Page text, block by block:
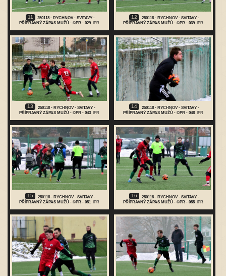
11
250118 - RYCHNOV - SVITAVY -
PŘÍPRAVNÝ ZÁPAS MUŽŮ - ©PR - 029
IPR
12
250118 - RYCHNOV - SVITAVY -
PŘÍPRAVNÝ ZÁPAS MUŽŮ - ©PR - 039
IPR
13
250118 - RYCHNOV - SVITAVY -
PŘÍPRAVNÝ ZÁPAS MUŽŮ - ©PR - 043 IPR
14
250118 - RYCHNOV - SVITAVY -
PŘÍPRAVNÝ ZÁPAS MUŽŮ - ©PR - 048 IPR
15
250118 - RYCHNOV - SVITAVY -
PŘÍPRAVNÝ ZÁPAS MUŽŮ - ©PR - 051 IPR
16
250118 - RYCHNOV - SVITAVY -
PŘÍPRAVNÝ ZÁPAS MUŽŮ - ©PR - 055 IPR